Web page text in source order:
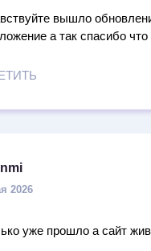
вышло
а так спасибо
2026
уже прошло а сайт